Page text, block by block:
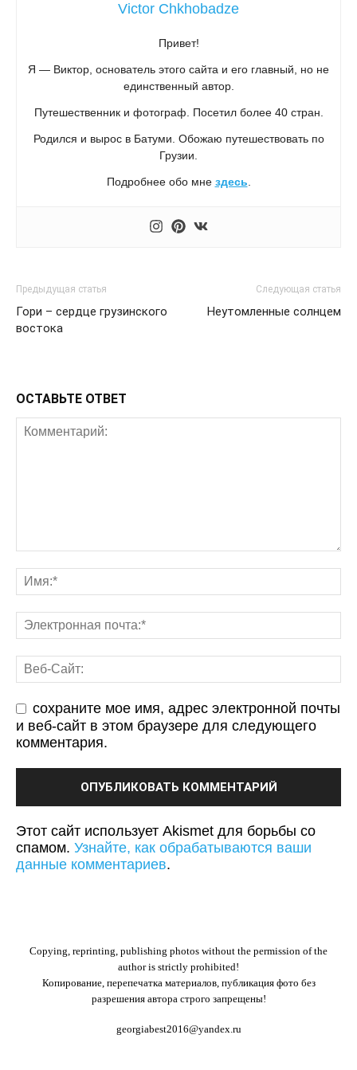
Victor Chkhobadze
Привет!
Я — Виктор, основатель этого сайта и его главный, но не
единственный автор.
Путешественник и фотограф. Посетил более 40 стран.
Родился и вырос в Батуми. Обожаю путешествовать по
Грузии.
Подробнее обо мне здесь
Предыдущая статья
Гори – сердце грузинского
востока
Следующая статья
Неутомленные солнцем
ОСТАВЬТЕ ОТВЕТ
сохраните мое имя, адрес электронной почты
и веб-сайт в этом браузере для следующего
комментария.
Этот сайт использует Akismet для борьбы со
спамом. Узнайте, как обрабатываются ваши
данные комментариев.
Copying, reprinting, publishing photos without the permission of the
author is strictly prohibited!
Копирование, перепечатка материалов, публикация фото без
разрешения автора строго запрещены!
georgiabest2016@yandex.ru